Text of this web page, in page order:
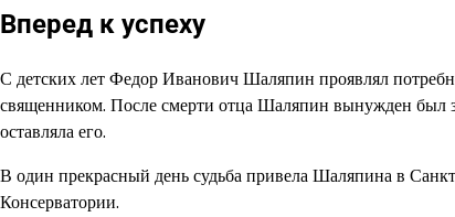
Вперед к успеху
С детских лет Федор Иванович Шаляпин проявлял
священником. После смерти отца Шаляпин вынужден был
оставляла его.
В один прекрасный день судьба привела Шаляпина в
Консерватории.